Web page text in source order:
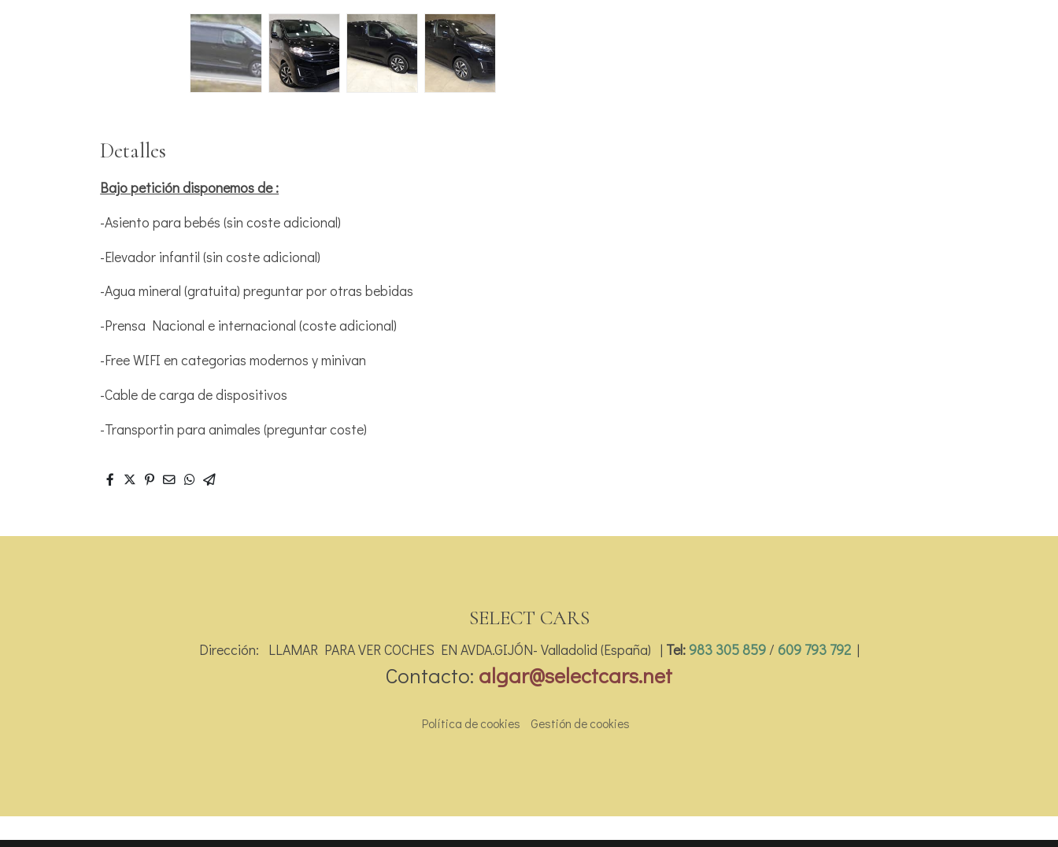
Detalles
Bajo petición disponemos de :
-Asiento para bebés (sin coste adicional)
-Elevador infantil (sin coste adicional)
-Agua mineral (gratuita) preguntar por otras bebidas
-Prensa Nacional e internacional (coste adicional)
-Free WIFI en categorias modernos y minivan
-Cable de carga de dispositivos
-Transportin para animales (preguntar coste)
SELECT CARS
Dirección: LLAMAR PARA VER COCHES EN AVDA.GIJÓN- Valladolid (España) | Tel:983 305 859/ 609 793 792|
Contacto: algar@selectcars.net
Política de cookies Gestión de cookies